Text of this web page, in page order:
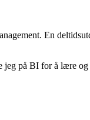
En
jeg på BI for å lære